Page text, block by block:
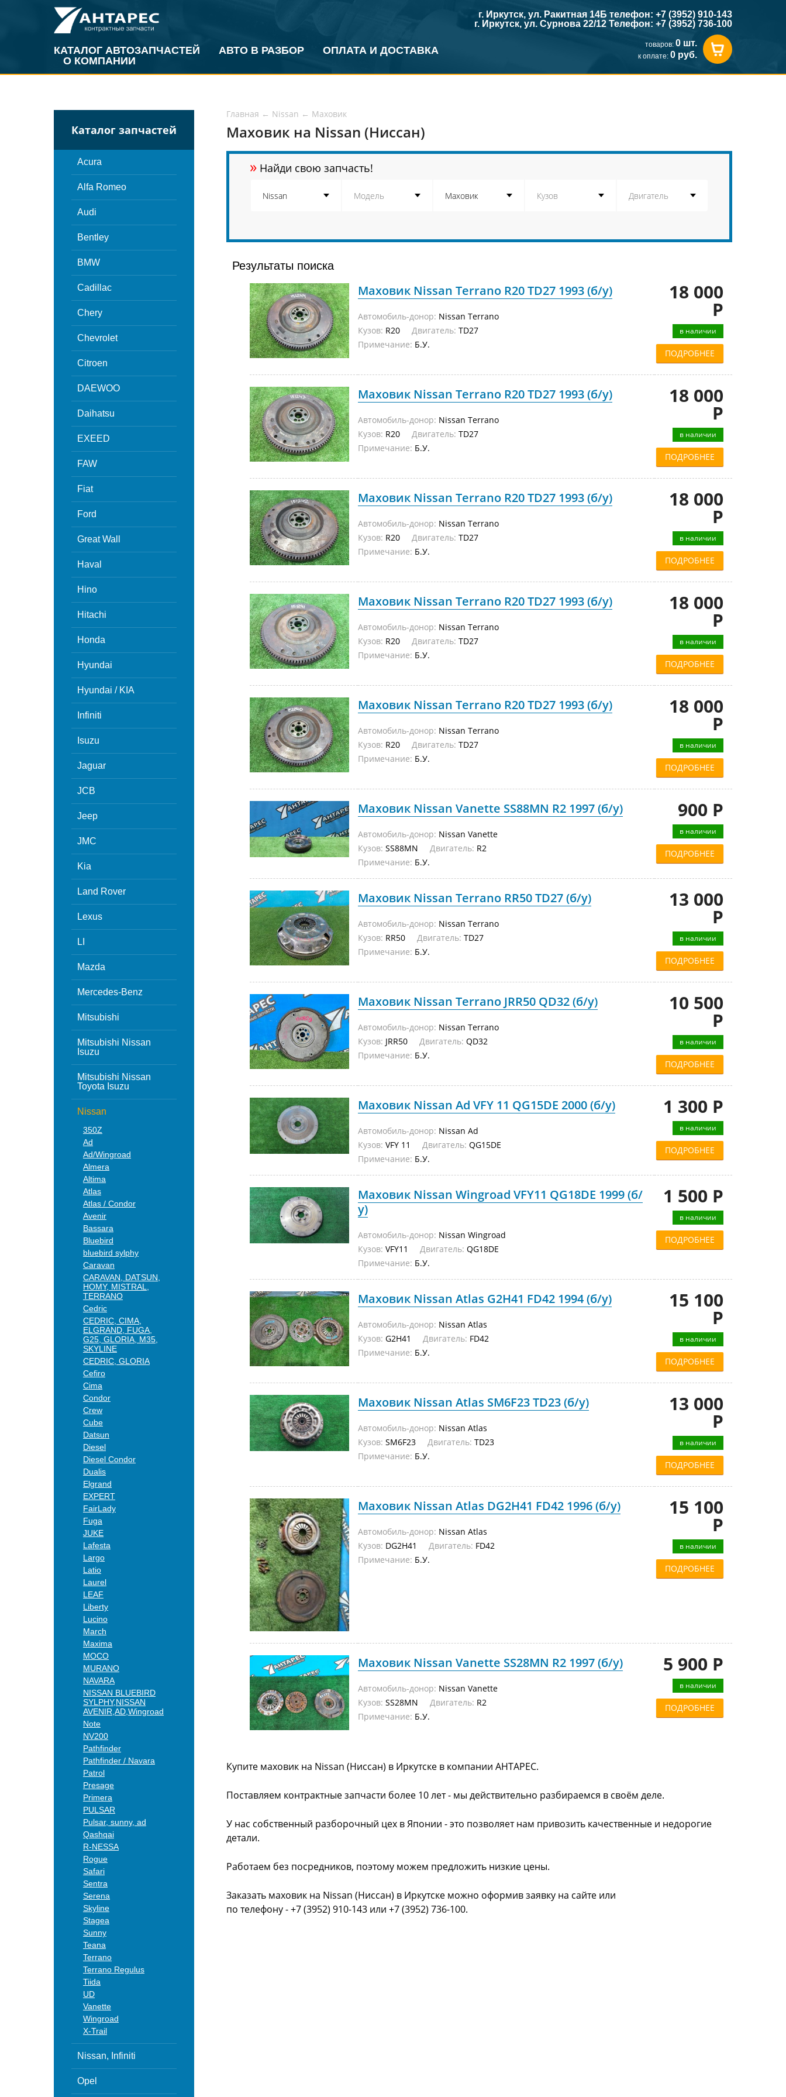
КАТАЛОГ АВТОЗАПЧАСТЕЙ АВТО В РАЗБОР
ОПЛАТА И ДОСТАВКА
О КОМПАНИИ
г. Иркутск, ул. Ракитная 14Б телефон: +7 (3952) 910-143
г. Иркутск, ул. Сурнова 22/12 Телефон: +7 (3952) 736-100
товаров: 0 шт.
к оплате: 0 руб.
Каталог запчастей
Acura
Alfa Romeo
Audi
Bentley
BMW
Cadillac
Chery
Chevrolet
Citroen
DAEWOO
Daihatsu
EXEED
FAW
Fiat
Ford
Great Wall
Haval
Hino
Hitachi
Honda
Hyundai
Hyundai / KIA
Infiniti
Isuzu
Jaguar
JCB
Jeep
JMC
Kia
Land Rover
Lexus
LI
Mazda
Mercedes-Benz
Mitsubishi
Mitsubishi Nissan
Isuzu
Mitsubishi Nissan
Toyota Isuzu
Nissan
350Z
Ad
Ad/Wingroad
Almera
Altima
Atlas
Atlas / Condor
Avenir
Bassara
Bluebird
bluebird sylphy
Caravan
CARAVAN, DATSUN,
HOMY, MISTRAL,
TERRANO
Cedric
CEDRIC, CIMA,
ELGRAND, FUGA,
G25, GLORIA, M35,
SKYLINE
CEDRIC, GLORIA
Cefiro
Cima
Condor
Crew
Cube
Datsun
Diesel
Diesel Condor
Dualis
Elgrand
EXPERT
FairLady
Fuga
JUKE
Lafesta
Largo
Latio
Laurel
LEAF
Liberty
Lucino
March
Maxima
MOCO
MURANO
NAVARA
NISSAN BLUEBIRD
SYLPHY,NISSAN
AVENIR,AD,Wingroad
Note
NV200
Pathfinder
Pathfinder / Navara
Patrol
Presage
Primera
PULSAR
Pulsar, sunny, ad
Qashqai
R-NESSA
Rogue
Safari
Sentra
Serena
Skyline
Stagea
Sunny
Teana
Terrano
Terrano Regulus
Tiida
UD
Vanette
Wingroad
X-Trail
Nissan, Infiniti
Opel
Главная ← Nissan ← Маховик
Маховик на Nissan (Ниссан)
» Найди свою запчасть!
Результаты поиска
Маховик Nissan Terrano R20 TD27 1993 (б/у)
Автомобиль-донор: Nissan Terrano
Кузов: R20 Двигатель: TD27
Примечание: Б.У.
18 000
Р
в наличии
ПОДРОБНЕЕ
Маховик Nissan Terrano R20 TD27 1993 (б/у)
Автомобиль-донор: Nissan Terrano
Кузов: R20 Двигатель: TD27
Примечание: Б.У.
18 000
Р
в наличии
ПОДРОБНЕЕ
Маховик Nissan Terrano R20 TD27 1993 (б/у)
Автомобиль-донор: Nissan Terrano
Кузов: R20 Двигатель: TD27
Примечание: Б.У.
18 000
Р
в наличии
ПОДРОБНЕЕ
Маховик Nissan Terrano R20 TD27 1993 (б/у)
Автомобиль-донор: Nissan Terrano
Кузов: R20 Двигатель: TD27
Примечание: Б.У.
18 000
Р
в наличии
ПОДРОБНЕЕ
Маховик Nissan Terrano R20 TD27 1993 (б/у)
Автомобиль-донор: Nissan Terrano
Кузов: R20 Двигатель: TD27
Примечание: Б.У.
18 000
Р
в наличии
ПОДРОБНЕЕ
Маховик Nissan Vanette SS88MN R2 1997 (б/у)
Автомобиль-донор: Nissan Vanette
Кузов: SS88MN Двигатель: R2
Примечание: Б.У.
900 Р
в наличии
ПОДРОБНЕЕ
Маховик Nissan Terrano RR50 TD27 (б/у)
Автомобиль-донор: Nissan Terrano
Кузов: RR50 Двигатель: TD27
Примечание: Б.У.
13 000
Р
в наличии
ПОДРОБНЕЕ
Маховик Nissan Terrano JRR50 QD32 (б/у)
Автомобиль-донор: Nissan Terrano
Кузов: JRR50 Двигатель: QD32
Примечание: Б.У.
10 500
Р
в наличии
ПОДРОБНЕЕ
Маховик Nissan Ad VFY 11 QG15DE 2000 (б/у)
Автомобиль-донор: Nissan Ad
Кузов: VFY 11 Двигатель: QG15DE
Примечание: Б.У.
1 300 Р
в наличии
ПОДРОБНЕЕ
Маховик Nissan Wingroad VFY11 QG18DE 1999 (б/
у)
Автомобиль-донор: Nissan Wingroad
Кузов: VFY11 Двигатель: QG18DE
Примечание: Б.У.
1 500 Р
в наличии
ПОДРОБНЕЕ
Маховик Nissan Atlas G2H41 FD42 1994 (б/у)
Автомобиль-донор: Nissan Atlas
Кузов: G2H41 Двигатель: FD42
Примечание: Б.У.
15 100
Р
в наличии
ПОДРОБНЕЕ
Маховик Nissan Atlas SM6F23 TD23 (б/у)
Автомобиль-донор: Nissan Atlas
Кузов: SM6F23 Двигатель: TD23
Примечание: Б.У.
13 000
Р
в наличии
ПОДРОБНЕЕ
Маховик Nissan Atlas DG2H41 FD42 1996 (б/у)
Автомобиль-донор: Nissan Atlas
Кузов: DG2H41 Двигатель: FD42
Примечание: Б.У.
15 100
Р
в наличии
ПОДРОБНЕЕ
Маховик Nissan Vanette SS28MN R2 1997 (б/у)
Автомобиль-донор: Nissan Vanette
Кузов: SS28MN Двигатель: R2
Примечание: Б.У.
5 900 Р
в наличии
ПОДРОБНЕЕ
Купите маховик на Nissan (Ниссан) в Иркутске в компании АНТАРЕС.
Поставляем контрактные запчасти более 10 лет - мы действительно разбираемся в своём деле.
У нас собственный разборочный цех в Японии - это позволяет нам привозить качественные и недорогие
детали.
Работаем без посредников, поэтому можем предложить низкие цены.
Заказать маховик на Nissan (Ниссан) в Иркутске можно оформив заявку на сайте или
по телефону - +7 (3952) 910-143 или +7 (3952) 736-100.